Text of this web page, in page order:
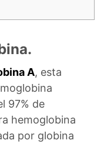
A, esta
97% de
hemoglobina
por globina